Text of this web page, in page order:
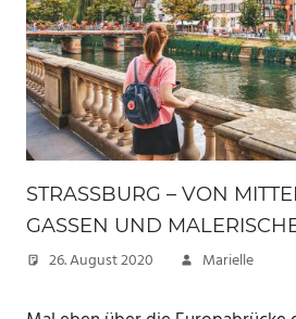
STRASSBURG – VON
ASSEN UND
26. August 2020 Marielle